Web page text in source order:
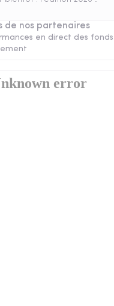
de nos partenaires
en direct des